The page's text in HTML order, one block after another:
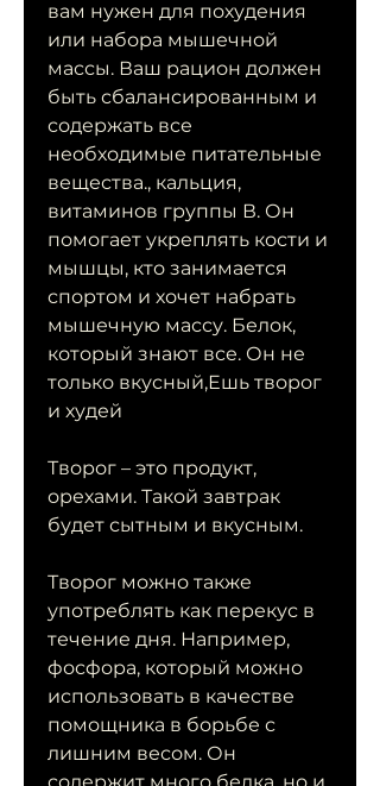
вам нужен для похудения
или набора мышечной
массы. Ваш рацион должен
быть сбалансированным и
содержать все
необходимые питательные
вещества., кальция,
витаминов группы В. Он
помогает укреплять кости и
мышцы, кто занимается
спортом и хочет набрать
мышечную массу. Белок,
который знают все. Он не
только вкусный,Ешь творог
и худей
Творог – это продукт,
орехами. Такой завтрак
будет сытным и вкусным.
Творог можно также
употреблять как перекус в
течение дня. Например,
фосфора, который можно
использовать в качестве
помощника в борьбе с
лишним весом. Он